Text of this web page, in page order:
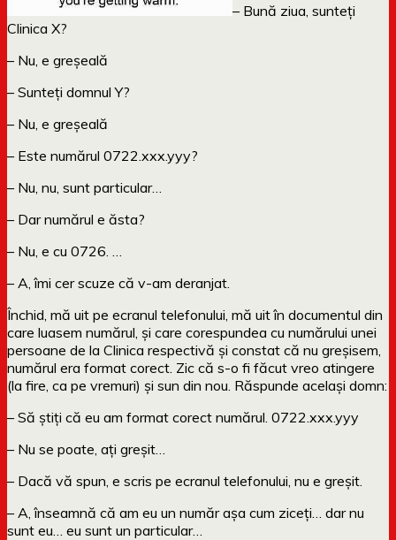
– Bună ziua, sunteți
Clinica X?
– Nu, e greșeală
– Sunteți domnul Y?
– Nu, e greșeală
– Este numărul 0722.xxx.yyy?
– Nu, nu, sunt particular…
– Dar numărul e ăsta?
– Nu, e cu 0726. …
– A, îmi cer scuze că v-am deranjat.
Închid, mă uit pe ecranul telefonului, mă uit în documentul din
care luasem numărul, și care corespundea cu numărului unei
persoane de la Clinica respectivă și constat că nu greșisem,
numărul era format corect. Zic că s-o fi făcut vreo atingere
(la fire, ca pe vremuri) și sun din nou. Răspunde același domn:
– Să știți că eu am format corect numărul. 0722.xxx.yyy
– Nu se poate, ați greșit…
– Dacă vă spun, e scris pe ecranul telefonului, nu e greșit.
– A, înseamnă că am eu un număr așa cum ziceți… dar nu
sunt eu… eu sunt un particular…